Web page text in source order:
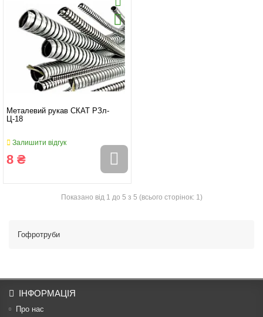
Металевий рукав СКАТ РЗл-
Ц-18
Залишити відгук
8 ₴
Показано від 1 до 5 з 5 (всього сторінок: 1)
Гофротруби
ІНФОРМАЦІЯ
Про нас